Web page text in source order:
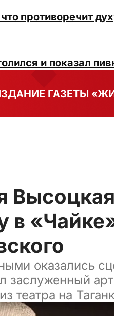
противоречит
и показал
ГАЗЕТЫ
в
оказались
заслуженный
театра на